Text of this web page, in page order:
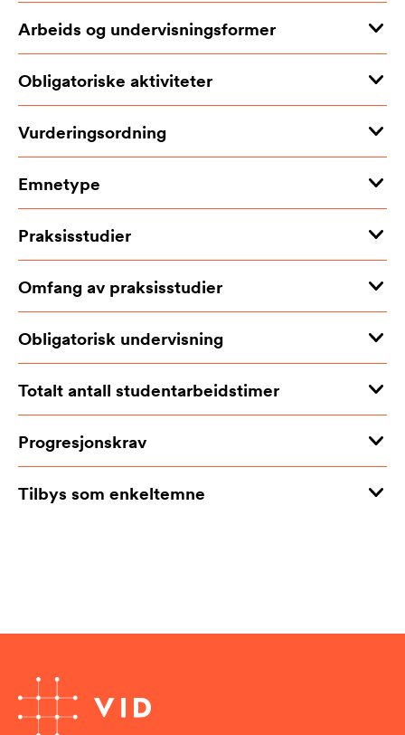
Arbeids og undervisningsformer
Obligatoriske aktiviteter
Vurderingsordning
Emnetype
Praksisstudier
Omfang av praksisstudier
Obligatorisk undervisning
Totalt antall studentarbeidstimer
Progresjonskrav
Tilbys som enkeltemne